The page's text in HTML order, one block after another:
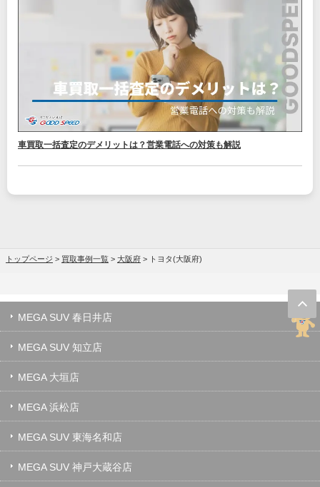
車買取一括査定のデメリットは？営業電話への対策も解説
トップページ > 買取事例一覧 > 大阪府 > トヨタ(大阪府)
MEGA SUV 春日井店
MEGA SUV 知立店
MEGA 大垣店
MEGA 浜松店
MEGA SUV 東海名和店
MEGA SUV 神戸大蔵谷店